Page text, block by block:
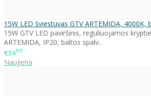
15W LED šviestuvas GTV ARTEMIDA, 4000K,
15W GTV LED paviršinis, reguliuojamos
ARTEMIDA, IP20, baltos spalv..
€3499
Naujiena